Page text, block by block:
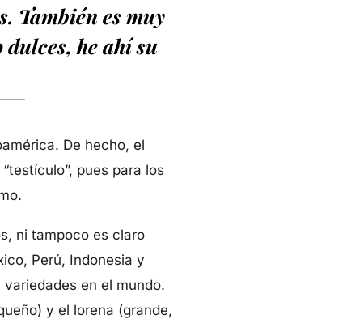
También es muy
he ahí su
De hecho, el
pues para los
ni tampoco es claro
Perú, Indonesia y
en el mundo.
y el lorena (grande,